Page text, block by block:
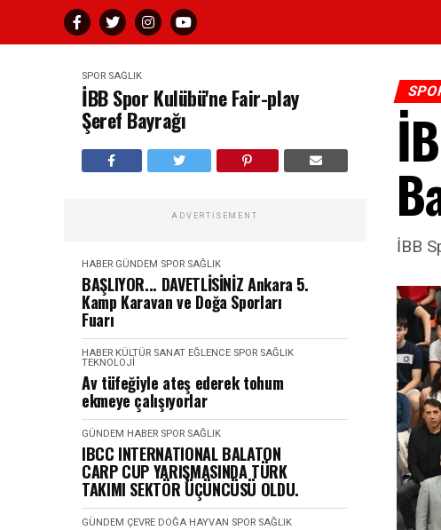
SPOR SAĞLIK
İBB Spor Kulübü'ne Fair-play
Şeref Bayrağı
ADVERTISEMENT
HABER GÜNDEM SPOR SAĞLIK
BAŞLIYOR... DAVETLİSİNİZ Ankara 5.
Kamp Karavan ve Doğa Sporları
Fuarı
HABER KÜLTÜR SANAT EĞLENCE SPOR SAĞLIK
TEKNOLOJI
Av tüfeğiyle ateş ederek tohum
ekmeye çalışıyorlar
GÜNDEM HABER SPOR SAĞLIK
IBCC INTERNATIONAL BALATON
CARP CUP YARIŞMASINDA TÜRK
TAKIMI SEKTÖR ÜÇÜNCÜSÜ OLDU.
GÜNDEM ÇEVRE DOĞA HAYVAN SPOR SAĞLIK
İBB